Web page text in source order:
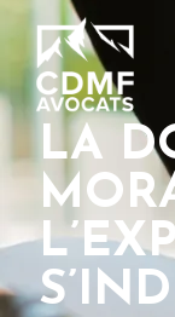
LA